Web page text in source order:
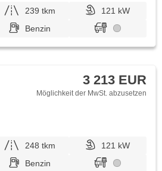
239 tkm
121 kW
Benzin
3 213 EUR
Möglichkeit der MwSt. abzusetzen
248 tkm
121 kW
Benzin